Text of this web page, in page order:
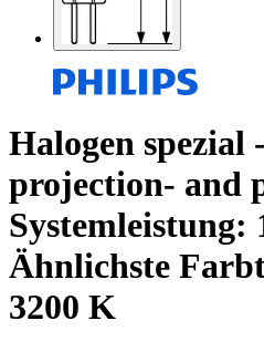
Halogen spezial
projection- and
Systemleistung:
Ähnlichste
3200 K